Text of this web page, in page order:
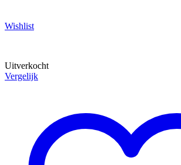
Wishlist
Uitverkocht
Vergelijk